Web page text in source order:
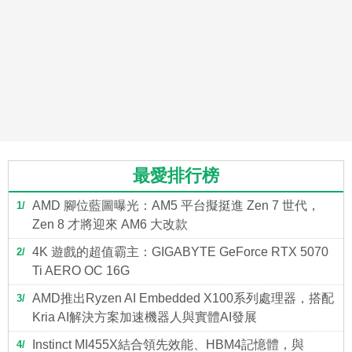
最愛排行榜
1
AMD 腳位藍圖曝光：AM5 平台擬挺進 Zen 7 世代，
Zen 8 才將迎來 AM6 大改款
2
4K 遊戲的超值霸主：GIGABYTE GeForce RTX 5070
Ti AERO OC 16G
3
AMD推出Ryzen AI Embedded X100系列處理器，搭配
Kria AI解決方案加速機器人與實體AI發展
4 Instinct MI455X結合領先效能、HBM4記憶體，與